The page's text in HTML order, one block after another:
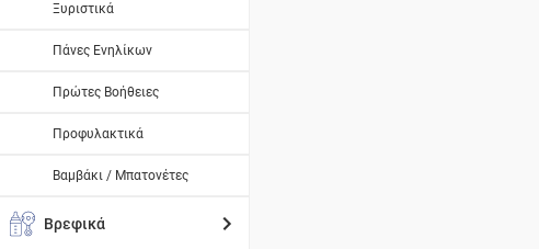
Ξυριστικά
Πάνες Ενηλίκων
Πρώτες Βοήθειες
Προφυλακτικά
Βαμβάκι / Μπατονέτες
Βρεφικά